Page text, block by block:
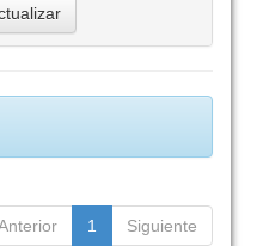
1 Siguiente